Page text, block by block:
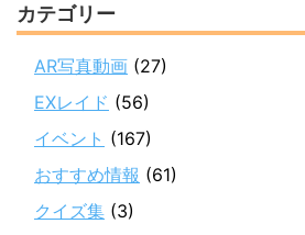
カテゴリー
AR写真動画 (27)
EXレイド (56)
イベント (167)
おすすめ情報 (61)
クイズ集 (3)